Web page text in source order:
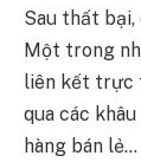
Sau thất bại,
Một trong
liên kết trực
qua các
hàng bán lẻ…